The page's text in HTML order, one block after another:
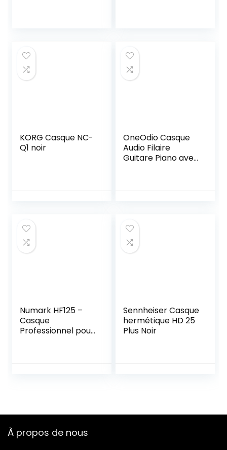
Port, 2 Prise Jacks,
Heaphone Musique
Phone PC AMP
KORG Casque NC-
Q1 noir
OneOdio Casque
Audio Filaire
Guitare Piano avec
Headphone
Musique pour
Phone PC Clavier
Numark HF125 –
Casque
Professionnel pour
Design Fermé pour
Exceptionnelle
Sennheiser Casque
hermétique HD 25
Plus Noir
À propos de nous